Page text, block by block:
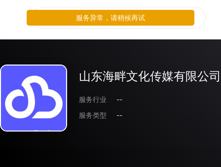
山东海畔文化传媒有限公司
服务行业
--
服务类型
--
服务异常，请稍候再试